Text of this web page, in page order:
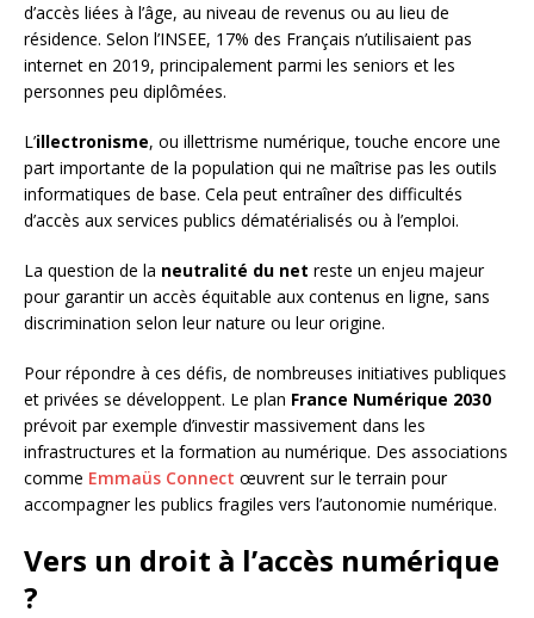
d’accès liées à l’âge, au niveau de revenus ou au lieu de
résidence. Selon l’INSEE, 17% des Français n’utilisaient pas
internet en 2019, principalement parmi les seniors et les
personnes peu diplômées.
L’illectronisme, ou illettrisme numérique, touche encore une
part importante de la population qui ne maîtrise pas les outils
informatiques de base. Cela peut entraîner des difficultés
d’accès aux services publics dématérialisés ou à l’emploi.
La question de la neutralité du net reste un enjeu majeur
pour garantir un accès équitable aux contenus en ligne, sans
discrimination selon leur nature ou leur origine.
Pour répondre à ces défis, de nombreuses initiatives publiques
et privées se développent. Le plan France Numérique 2030
prévoit par exemple d’investir massivement dans les
infrastructures et la formation au numérique. Des associations
comme Emmaüs Connect œuvrent sur le terrain pour
accompagner les publics fragiles vers l’autonomie numérique.
Vers un droit à l’accès numérique
?